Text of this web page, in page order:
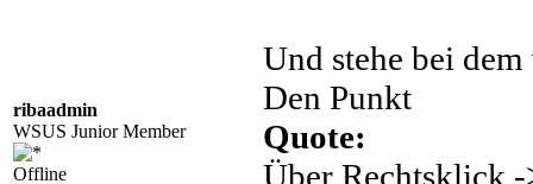
ribaadmin
WSUS Junior Member
Offline
Und stehe bei
Den Punkt
Quote:
Über Rechtsklick